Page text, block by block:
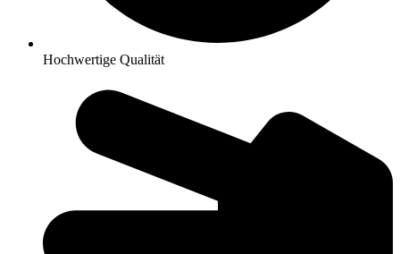
Hochwertige Qualität